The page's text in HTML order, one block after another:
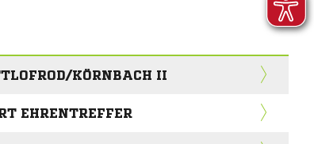
KÖRNBACH II
EHRENTREFFER